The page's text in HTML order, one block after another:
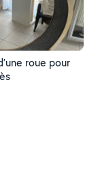
roue pour